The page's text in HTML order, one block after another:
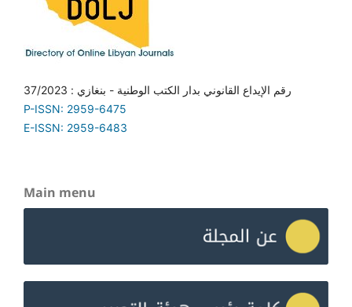
رقم الإيداع القانوني بدار الكتب الوطنية - بنغازي : 37/2023
P-ISSN: 2959-6475
E-ISSN: 2959-6483
Main menu